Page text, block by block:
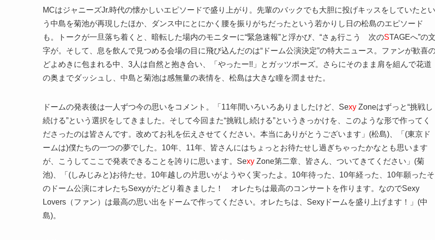
MCはジャニーズJr.時代の懐かしいエピソードで盛り上がり。先輩のバックでも大胆に投げキッスをしていたとい
う中島を菊池が再現したほか、ダンス中にとにかく腰を振りがちだったという若かりし日の松島のエピソード
も。トークが一旦落ち着くと、暗転した場内のモニターに“緊急速報”と浮かび、“さぁ行こう 次のSTAGEへ”の文
字が。そして、息を飲んで見つめる会場の目に飛び込んだのは“ドーム公演決定”の特大ニュース。ファンが歓喜
どよめきに包まれる中、3人は自然と抱き合い、「やったー!!」とガッツポーズ。さらにそのまま肩を組んで花道
の奥までダッシュし、中島と菊池は感無量の表情を、松島は大きな瞳を潤ませた。
ドームの発表後は一人ずつ今の思いをコメント。「11年間いろいろありましたけど、Sexy Zoneはずっと“挑戦し
続ける”という選択をしてきました。そして今回また“挑戦し続ける”というきっかけを、このような形で作ってく
ださったのは皆さんです。改めてお礼を伝えさせてください。本当にありがとうございます」(松島)、「(東京ド
ームは)僕たちの一つの夢でした。10年、11年、皆さんにはちょっとお待たせし過ぎちゃったかなとも思います
が、こうしてここで発表できることを誇りに思います。Sexy Zone第二章、皆さん、ついてきてください」(菊
池)、「(しみじみと)お待たせ。10年越しの片思いがようやく実ったよ。10年待った、10年経った、10年願ったそ
のドーム公演にオレたちSexyがたどり着きました！ オレたちは最高のコンサートを作ります。なのでSexy
Lovers（ファン）は最高の思い出をドームで作ってください。オレたちは、Sexyドームを盛り上げます！」(中
島)。